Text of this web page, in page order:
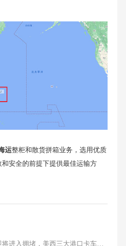
运整柜和散货拼箱业务，选用优质
安全的前提下提供最佳运输方
上一篇：美国尾程物流即将进入拥堵，美西三大港口卡车司机罢工